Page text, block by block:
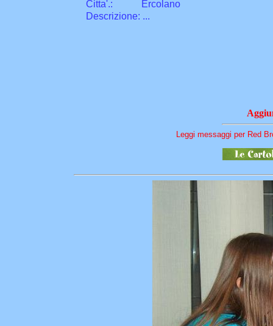
Citta'.:
Ercolano
Descrizione: ...
Leggi messaggi per Red